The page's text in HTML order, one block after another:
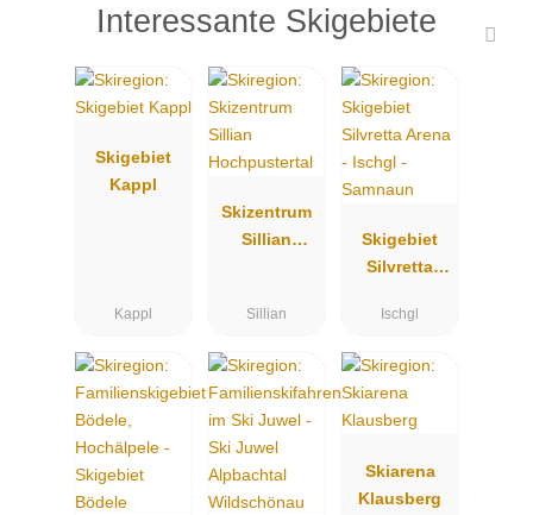
Interessante Skigebiete
Skigebiet
Kappl
Kappl
Skizentrum
Sillian
Sillian
Skigebiet
Silvretta
Ischgl -
Ischgl
Skiarena
Klausberg